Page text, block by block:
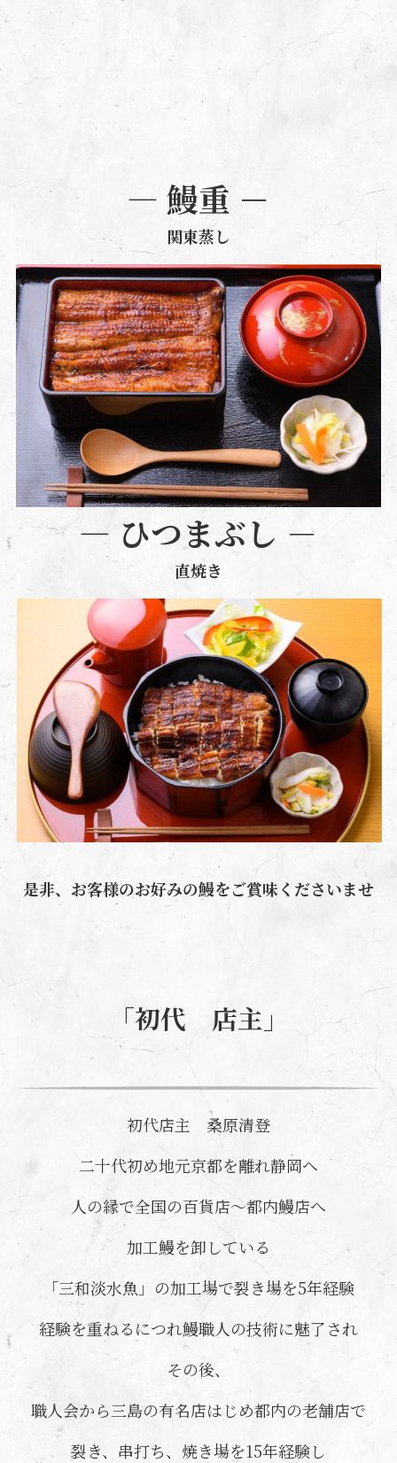
― 鰻重 －
関東蒸し
― ひつまぶし －
直焼き
是非、お客様のお好みの鰻をご賞味くださいませ
「初代 店主」
初代店主 桑原清登
二十代初め地元京都を離れ静岡へ
人の縁で全国の百貨店～都内鰻店へ
加工鰻を卸している
「三和淡水魚」の加工場で裂き場を5年経験
経験を重ねるにつれ鰻職人の技術に魅了され
その後、
職人会から三島の有名店はじめ都内の老舗店で
裂き、串打ち、焼き場を15年経験し